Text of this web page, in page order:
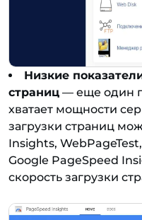
Низкие
страниц — еще один
хватает мощности
загрузки страниц
Insights,
Google PageSpeed
скорость загрузки